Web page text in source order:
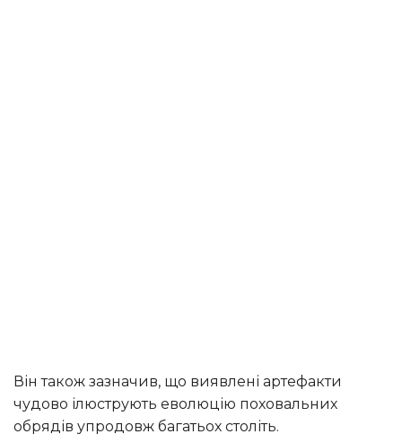
Він також зазначив, що виявлені артефакти
чудово ілюструють еволюцію поховальних
обрядів упродовж багатьох століть.